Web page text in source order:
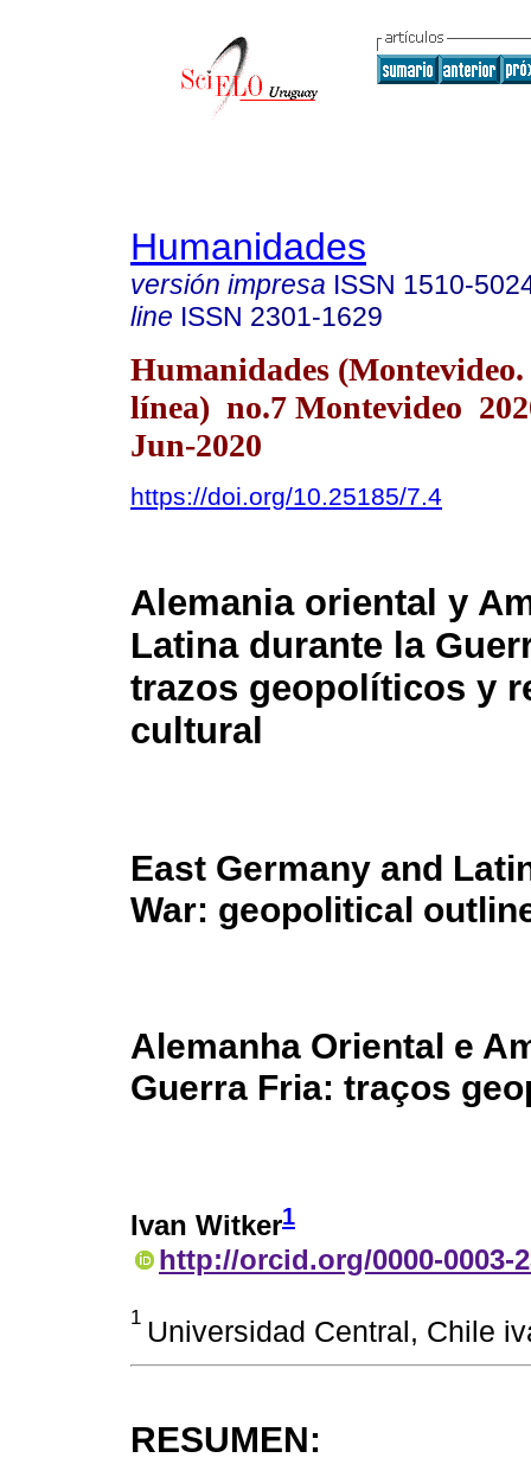
Humanidades
versión impresa ISSN 1510-
line ISSN 2301-1629
Humanidades
línea) no.7 Montevideo
Jun-2020
https://doi.org/10.25185/7.4
Alemania oriental y
Latina durante la
trazos geopolíticos y
cultural
East Germany and
War: geopolitical
Alemanha Oriental e
Guerra Fria: traços
Ivan Witker1
http://orcid.org/0000-0003-
1 Universidad Central, Chile
RESUMEN: